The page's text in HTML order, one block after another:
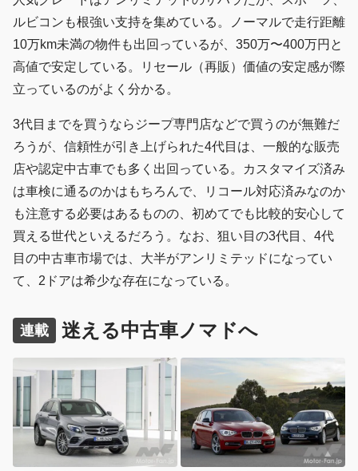
ルビコンも根強い支持を集めている。ノーマルで走行距離
10万km未満の物件も出回っているが、350万〜400万円と
高値で安定している。リセール（再販）価値の安定感が際
立っているのがよく分かる。
3代目までを買うならジープ専門店などで買うのが無難だ
ろうが、信頼性が引き上げられた4代目は、一般的な販売
店や認定中古車でも多く出回っている。カスタマイズ済み
は車検に通るのかはもちろんで、リコール対応済みなのか
も注意する必要はあるものの、初めてでも比較的安心して
買える世代といえるだろう。なお、狙い目の3代目、4代
目の中古車市場では、大半がアンリミテッドになってい
て、2ドアは希少な存在になっている。
連載 迷える中古車ノマドへ